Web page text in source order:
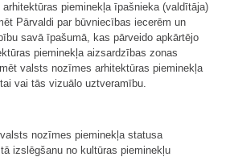
pieminekļa īpašnieka (valdītāja)
Pārvaldi par būvniecības iecerēm un
savā īpašumā, kas pārveido apkārtējo
pieminekļa aizsardzības zonas
valsts nozīmes arhitektūras pieminekļa
vai tās vizuālo uztveramību.
nozīmes pieminekļa statusa
izslēgšanu no kultūras pieminekļu